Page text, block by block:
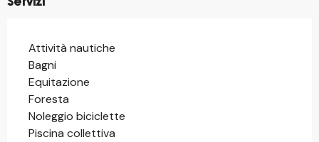
Attività nautiche
Bagni
Equitazione
Foresta
Noleggio biciclette
Piscina collettiva